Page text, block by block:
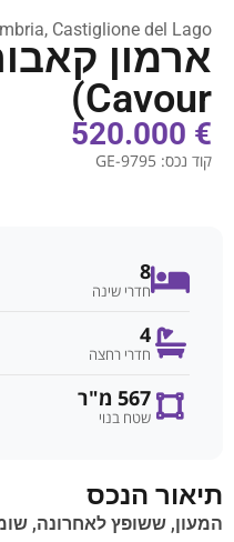
Castiglione del Lago
Cavour)
€ 520.000
קוד נכס: GE-9795
8
חדרי שינה
4
חדרי רחצה
567 מ"ר
שטח בנוי
תיאור הנכס
המעון, ששופץ לאחרונה,